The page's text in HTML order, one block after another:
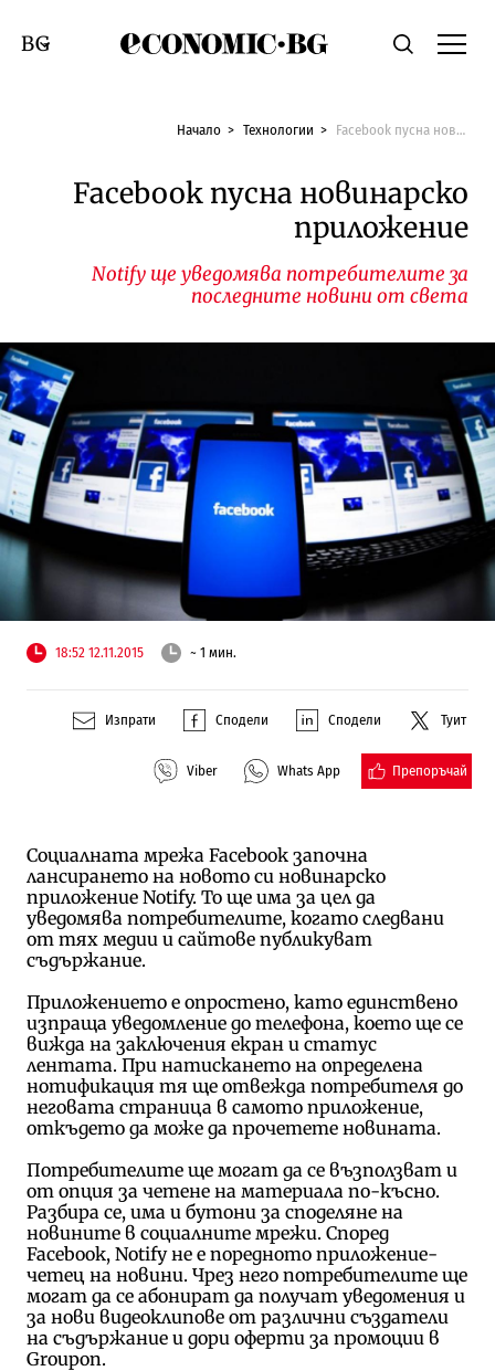
Economic.bgТърсене
Смяна на език
Начало Технологии Facebook пусна новинарско приложение
Facebook пусна новинарско
приложение
Notify ще уведомява потребителите за
последните новини от света
18:52 12.11.2015 ~ 1 мин.
Изпрати Сподели Сподели Туит
Viber Whats App Препоръчай
Социалната мрежа Facebook започна
лансирането на новото си новинарско
приложение Notify. То ще има за цел да
уведомява потребителите, когато следвани
от тях медии и сайтове публикуват
съдържание.
Приложението е опростено, като единствено
изпраща уведомление до телефона, което ще се
вижда на заключения екран и статус
лентата. При натискането на определена
нотификация тя ще отвежда потребителя до
неговата страница в самото приложение,
откъдето да може да прочетете новината.
Потребителите ще могат да се възползват и
от опция за четене на материала по-късно.
Разбира се, има и бутони за споделяне на
новините в социалните мрежи. Според
Facebook, Notify не е поредното приложение-
четец на новини. Чрез него потребителите ще
могат да се абонират да получат уведомения и
за нови видеоклипове от различни създатели
на съдържание и дори оферти за промоции в
Groupon.